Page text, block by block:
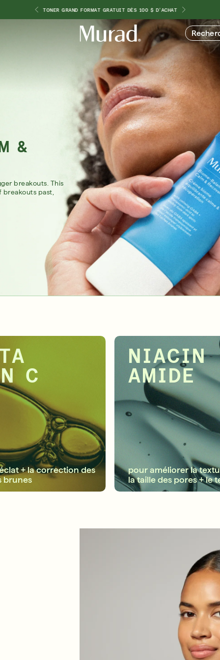
TONER GRAND FORMAT GRATUIT DÈS 100 $ D'ACHAT
Ensembles de vacances
au long de l'été
ACHETER PAR
INGRÉDIENT
Rétinol
Rétinien
Vitamine C
Niacinamide
Acide glycolique
Acide hyaluronique
Acide salicylique
Acide lactique
Peptides
30
Traitement de l'acné en profondeur
$61.00 | 1,0 FL. once.
Traitement de
$53.00
quiz sur la peau Récompenses de fidélité
APPRENDRE ENCORE PLUS
&
breakouts. This
breakouts past,
C
+ la correction des
brunes
NIACIN
AMIDE
pour améliorer la
la taille des pores + le